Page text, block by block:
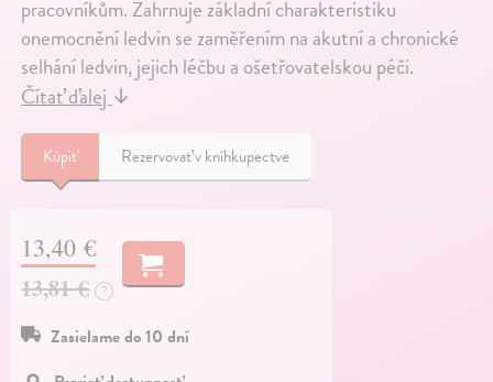
pracovníkům. Zahrnuje základní charakteristiku
onemocnění ledvin se zaměřením na akutní a chronické
selhání ledvin, jejich léčbu a ošetřovatelskou péči.
Čítať ďalej↓
Kúpiť Rezervovať v kníhkupectve
13,40 €
13,81 € ?
Zasielame do 10 dní